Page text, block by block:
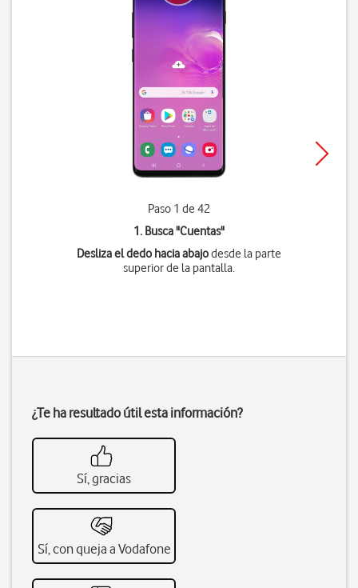
Paso 1 de 42
1. Busca "Cuentas"
Desliza el dedo hacia abajodesde la parte
superior de la pantalla.
¿Te ha resultado útil esta información?
Sí, gracias
Sí, con queja a Vodafone